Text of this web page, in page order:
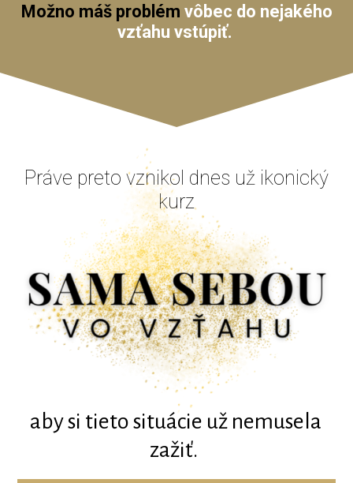
Možno máš problém vôbec do nejakého
vzťahu vstúpiť.
Práve preto vznikol dnes už ikonický
kurz
aby si tieto situácie už nemusela
zažiť.